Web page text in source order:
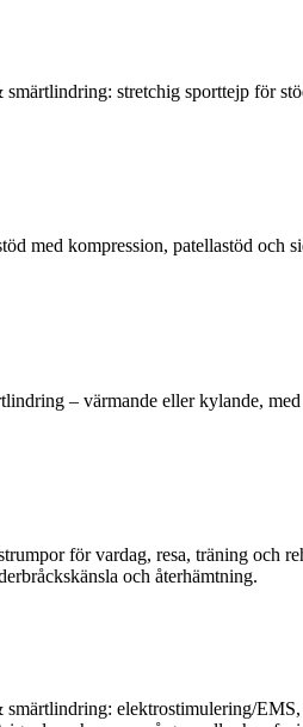
stretchig sporttejp för
med kompression, patellastöd
– värmande eller kylande,
för vardag, resa, träning och
och återhämtning.
elektrostimulering/